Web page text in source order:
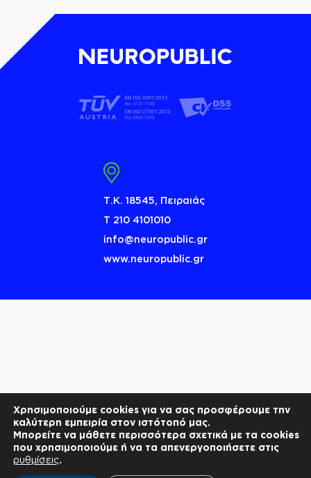
Τ.Κ. 18545, Πειραιάς
Τ 210 4101010
info@neuropublic.gr
www.neuropublic.gr
Χρησιμοποιούμε cookies για να σας προσφέρουμε την
καλύτερη εμπειρία στον ιστότοπό μας.
Μπορείτε να μάθετε περισσότερα σχετικά με τα cookies
που χρησιμοποιούμε ή να τα απενεργοποιήσετε στις
ρυθμίσεις.